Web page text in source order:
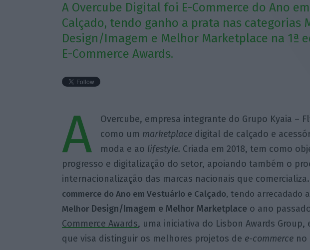
A Overcube Digital foi E-Commerce do Ano
Calçado, tendo ganho a prata nas categorias
Design/Imagem e Melhor Marketplace na 1ª
E-Commerce Awards.
A
Overcube, empresa integrante do Grupo Kyaia –
como um marketplacedigital de calçado e
moda e ao lifestyle. Criada em 2018, tem como
progresso e digitalização do setor, apoiando também o
internacionalização das marcas nacionais que
commerce do Ano em Vestuário e Calçado, tendo arrecadado
Melhor Design/Imagem e Melhor Marketplace o ano
Commerce Awards, uma iniciativa do Lisbon Awards Group,
que visa distinguir os melhores projetos de e-commerceno